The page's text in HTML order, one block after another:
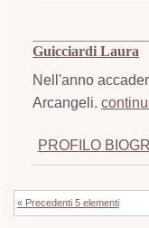
Guicciardi Laura
Nell'anno
Arcangeli.
PROFILO
« Precedenti 5 elementi